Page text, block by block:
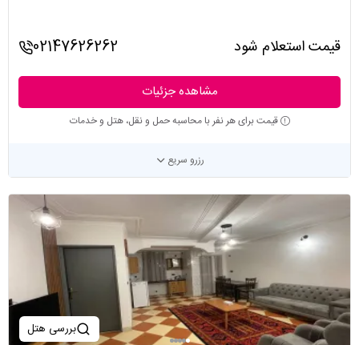
قیمت استعلام شود 02147626262
مشاهده جزئیات
قیمت برای هر نفر با محاسبه حمل و نقل، هتل و خدمات
رزرو سریع
بررسی هتل